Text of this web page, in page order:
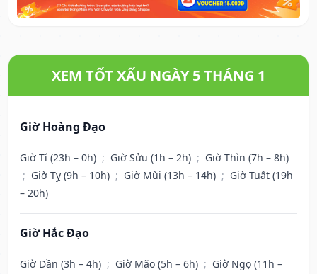
XEM TỐT XẤU NGÀY 5 THÁNG 1
Giờ Hoàng Đạo
Giờ Tí (23h – 0h) ; Giờ Sửu (1h – 2h) ; Giờ Thìn (7h – 8h)
; Giờ Tỵ (9h – 10h) ; Giờ Mùi (13h – 14h) ; Giờ Tuất (19h
– 20h)
Giờ Hắc Đạo
Giờ Dần (3h – 4h) ; Giờ Mão (5h – 6h) ; Giờ Ngọ (11h –